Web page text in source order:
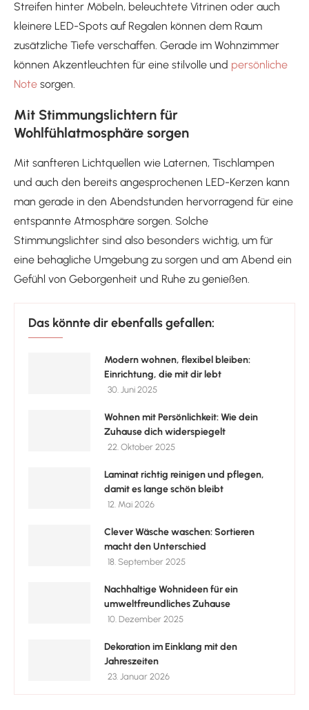
Streifen hinter Möbeln, beleuchtete Vitrinen oder auch
kleinere LED-Spots auf Regalen können dem Raum
zusätzliche Tiefe verschaffen. Gerade im Wohnzimmer
können Akzentleuchten für eine stilvolle und persönliche
Note sorgen.
Mit Stimmungslichtern für
Wohlfühlatmosphäre sorgen
Mit sanfteren Lichtquellen wie Laternen, Tischlampen
und auch den bereits angesprochenen LED-Kerzen kann
man gerade in den Abendstunden hervorragend für eine
entspannte Atmosphäre sorgen. Solche
Stimmungslichter sind also besonders wichtig, um für
eine behagliche Umgebung zu sorgen und am Abend ein
Gefühl von Geborgenheit und Ruhe zu genießen.
Das könnte dir ebenfalls gefallen:
Modern wohnen, flexibel bleiben:
Einrichtung, die mit dir lebt
30. Juni 2025
Wohnen mit Persönlichkeit: Wie dein
Zuhause dich widerspiegelt
22. Oktober 2025
Laminat richtig reinigen und pflegen,
damit es lange schön bleibt
12. Mai 2026
Clever Wäsche waschen: Sortieren
macht den Unterschied
18. September 2025
Nachhaltige Wohnideen für ein
umweltfreundliches Zuhause
10. Dezember 2025
Dekoration im Einklang mit den
Jahreszeiten
23. Januar 2026